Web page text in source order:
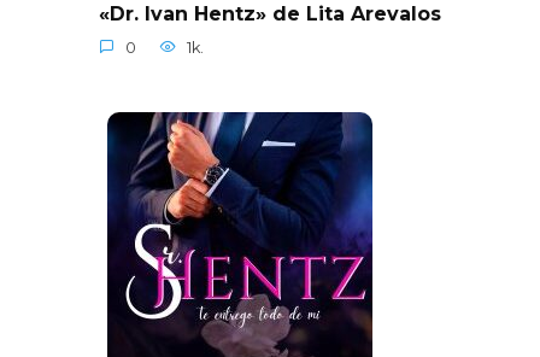
«Dr. Ivan Hentz» de Lita Arevalos
0 1k.